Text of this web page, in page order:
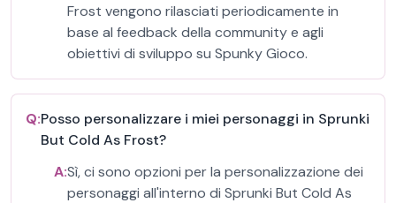
Frost vengono rilasciati periodicamente in
base al feedback della community e agli
obiettivi di sviluppo su Spunky Gioco.
Q:Posso personalizzare i miei personaggi in Sprunki
But Cold As Frost?
A:Sì, ci sono opzioni per la personalizzazione dei
personaggi all'interno di Sprunki But Cold As